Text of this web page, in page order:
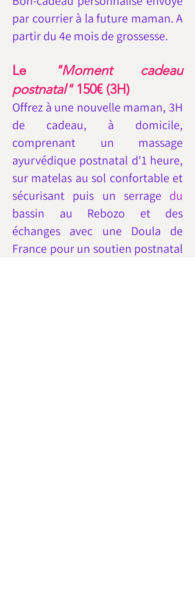
par courrier à la future maman. A
partir du 4e mois de grossesse.
Le
"Moment cadeau
postnatal"150€ (3H)
Offrez à une nouvelle maman, 3H
de cadeau, à domicile,
comprenant un massage
ayurvédique postnatal d'1 heure,
sur matelas au sol confortable et
sécurisant puis un serrage du
bassin au Rebozo et des
échanges avec une Doula de
France pour un soutien postnatal